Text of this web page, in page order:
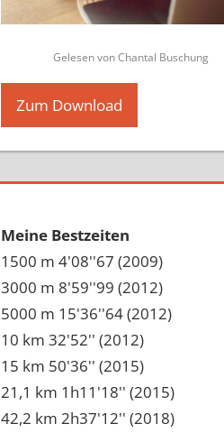
Gelesen von Chantal Buschung
Zum Download
Meine Bestzeiten
1500 m 4'08''67 (2009)
3000 m 8'59''99 (2012)
5000 m 15'36''64 (2012)
10 km 32'52'' (2012)
15 km 50'36'' (2015)
21,1 km 1h11'18'' (2015)
42,2 km 2h37'12'' (2018)